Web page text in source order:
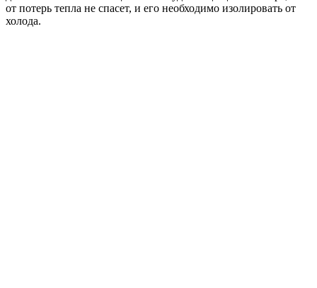
от потерь тепла не спасет, и его необходимо изолировать от
холода.